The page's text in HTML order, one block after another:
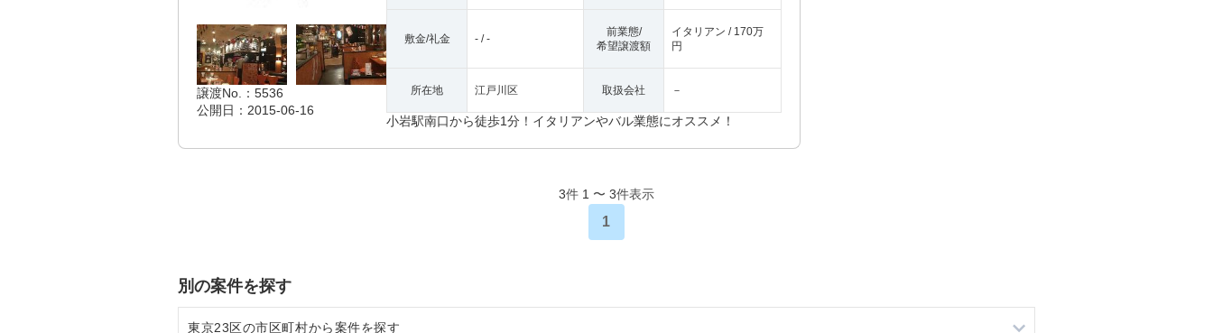
譲渡No.：5536
公開日：2015-06-16
敷金/礼金 - / -
前業態/
希望譲渡額
イタリアン / 170万
円
所在地 江戸川区 取扱会社 －
小岩駅南口から徒歩1分！イタリアンやバル業態にオススメ！
3件 1 〜 3件表示
1
別の案件を探す
東京23区の市区町村から案件を探す